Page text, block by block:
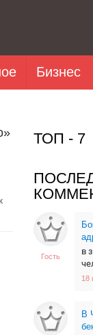
Бизнес
ТОП - 7
Гость
в
18
В